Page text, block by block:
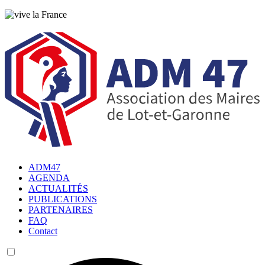
ADM47
AGENDA
ACTUALITÉS
PUBLICATIONS
PARTENAIRES
FAQ
Contact